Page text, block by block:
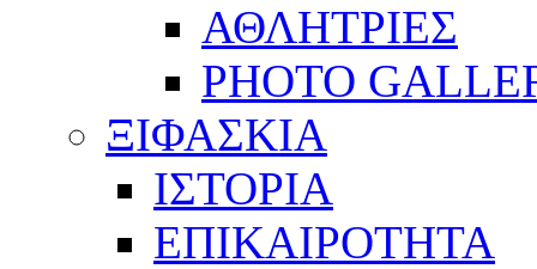
ΑΘΛΗΤΡΙΕΣ
PHOTO
ΞΙΦΑΣΚΙΑ
ΙΣΤΟΡΙΑ
ΕΠΙΚΑΙΡΟΤΗΤΑ